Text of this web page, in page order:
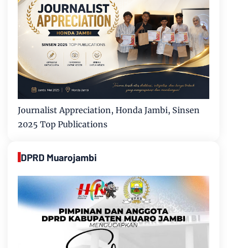
Journalist Appreciation, Honda Jambi, Sinsen
2025 Top Publications
DPRD Muarojambi